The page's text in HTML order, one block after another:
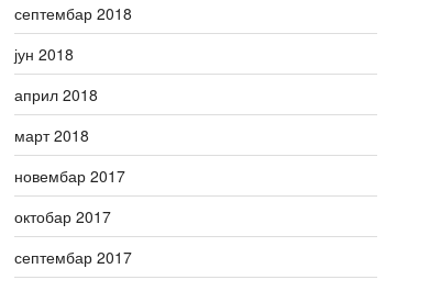
септембар 2018
јун 2018
април 2018
март 2018
новембар 2017
октобар 2017
септембар 2017